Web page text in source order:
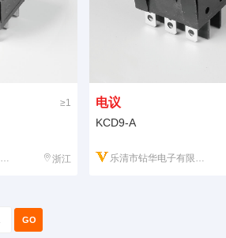
≥1
浙江
电议
KCD9-A
乐清市钻华电子有限公司